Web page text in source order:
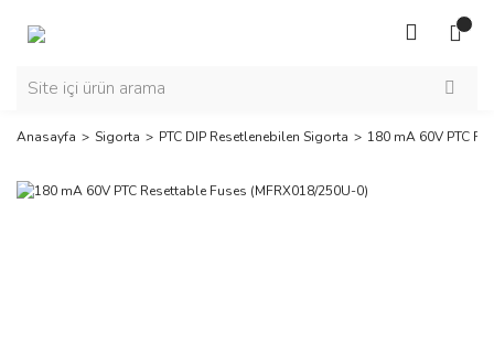
Anasayfa Sigorta PTC DIP Resetlenebilen Sigorta 180 mA 60V PTC